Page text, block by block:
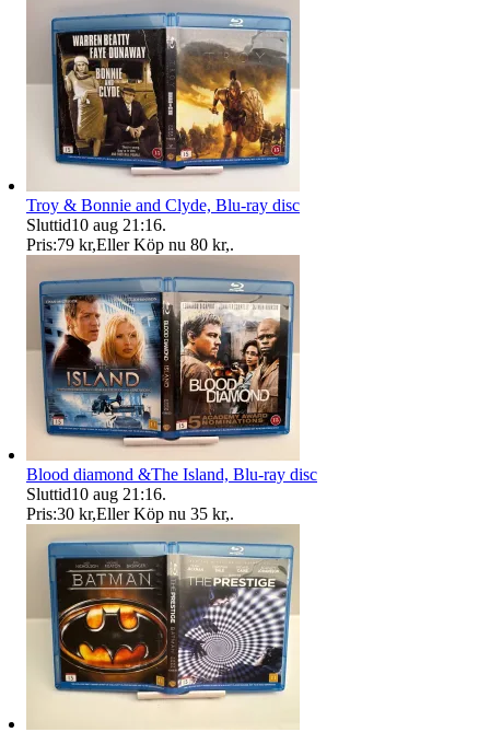
Troy & Bonnie and Clyde, Blu-ray disc
Sluttid10 aug 21:16.
Pris:79 kr,Eller Köp nu 80 kr,.
Blood diamond &The Island, Blu-ray disc
Sluttid10 aug 21:16.
Pris:30 kr,Eller Köp nu 35 kr,.